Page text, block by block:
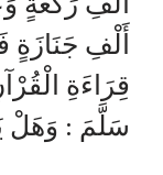
أَلْفِ جَنَازَةٍ
قِرَاءَةِ
سَلَّمَ : وَهَلْ